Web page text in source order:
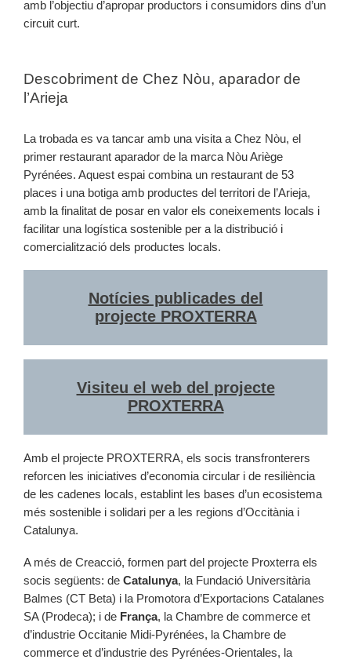
amb l’objectiu d’apropar productors i consumidors dins d’un
circuit curt.
Descobriment de Chez Nòu, aparador de
l’Arieja
La trobada es va tancar amb una visita a Chez Nòu, el
primer restaurant aparador de la marca Nòu Ariège
Pyrénées. Aquest espai combina un restaurant de 53
places i una botiga amb productes del territori de l’Arieja,
amb la finalitat de posar en valor els coneixements locals i
facilitar una logística sostenible per a la distribució i
comercialització dels productes locals.
Notícies publicades del
projecte PROXTERRA
Visiteu el web del projecte
PROXTERRA
Amb el projecte PROXTERRA, els socis transfronterers
reforcen les iniciatives d’economia circular i de resiliència
de les cadenes locals, establint les bases d’un ecosistema
més sostenible i solidari per a les regions d’Occitània i
Catalunya.
A més de Creacció, formen part del projecte Proxterra els
socis següents: de Catalunya, la Fundació Universitària
Balmes (CT Beta) i la Promotora d’Exportacions Catalanes
SA (Prodeca); i de França, la Chambre de commerce et
d’industrie Occitanie Midi-Pyrénées, la Chambre de
commerce et d’industrie des Pyrénées-Orientales, la